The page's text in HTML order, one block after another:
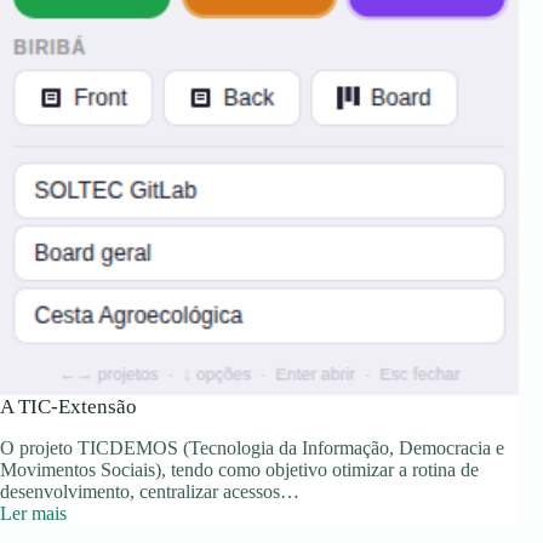
A TIC-Extensão
O projeto TICDEMOS (Tecnologia da Informação, Democracia e
Movimentos Sociais), tendo como objetivo otimizar a rotina de
desenvolvimento, centralizar acessos…
Ler mais: